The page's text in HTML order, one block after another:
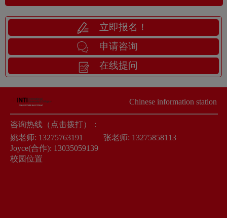
立即报名！
申请咨询
在线提问
Chinese information station
咨询热线（点击拨打）：
姚老师: 13275763191 张老师: 13275858113
Joyce(合作): 13035059139
校园位置